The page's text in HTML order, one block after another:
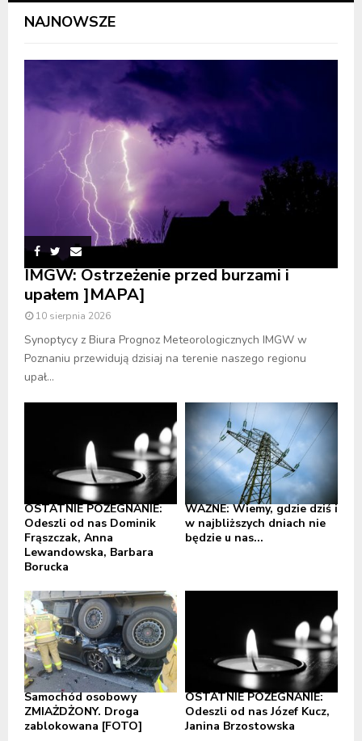
NAJNOWSZE
IMGW: Ostrzeżenie przed burzami i
upałem ]MAPA]
10 sierpnia 2026
Synoptycy z Biura Prognoz Meteorologicznych IMGW w
Poznaniu przewidują dzisiaj na terenie naszego regionu
upał...
OSTATNIE POŻEGNANIE:
Odeszli od nas Dominik
Frąszczak, Anna
Lewandowska, Barbara
Borucka
WAŻNE: Wiemy, gdzie dziś i
w najbliższych dniach nie
będzie u nas...
Samochód osobowy
ZMIAŻDŻONY. Droga
zablokowana [FOTO]
OSTATNIE POŻEGNANIE:
Odeszli od nas Józef Kucz,
Janina Brzostowska